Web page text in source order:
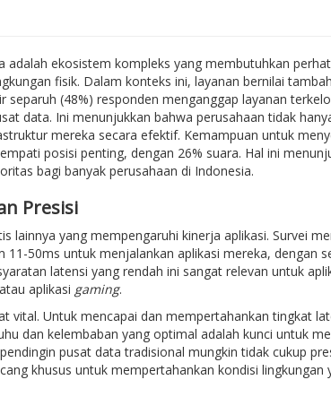
ekosistem kompleks yang membutuhkan
fisik. Dalam konteks ini, layanan bernilai
(48%) responden menganggap layanan
data. Ini menunjukkan bahwa perusahaan tidak
mereka secara efektif. Kemampuan untuk
posisi penting, dengan 26% suara. Hal ini
bagi banyak perusahaan di Indonesia.
Presisi
yang mempengaruhi kinerja aplikasi. Survei
50ms untuk menjalankan aplikasi mereka, dengan
latensi yang rendah ini sangat relevan untuk
aplikasi gaming.
vital. Untuk mencapai dan mempertahankan tingkat
dan kelembaban yang optimal adalah kunci untuk
pusat data tradisional mungkin tidak cukup
khusus untuk mempertahankan kondisi lingkungan